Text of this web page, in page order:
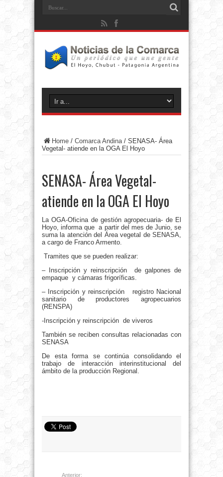
Home / Comarca Andina/ SENASA- Área
Vegetal- atiende en la OGA El Hoyo
SENASA- Área Vegetal-
atiende en la OGA El Hoyo
La OGA-Oficina de gestión agropecuaria- de El
Hoyo, informa que a partir del mes de Junio, se
suma la atención del Área vegetal de SENASA,
a cargo de Franco Armento.
Tramites que se pueden realizar:
– Inscripción y reinscripción de galpones de
empaque y cámaras frigoríficas.
– Inscripción y reinscripción registro Nacional
sanitario de productores agropecuarios
(RENSPA)
-Inscripción y reinscripción de viveros
También se reciben consultas relacionadas con
SENASA
De esta forma se continúa consolidando el
trabajo de interacción interinstitucional del
ámbito de la producción Regional.
Anterior: